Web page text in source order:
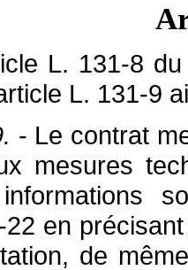
L. 131-8
L. 131-9
- Le contrat
mesures
en
de